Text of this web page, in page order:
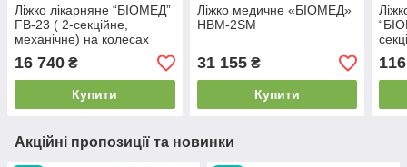
Ліжко лікарняне “БІОМЕД”
FB-23 ( 2-секційне,
механічне) на колесах
16 740 ₴
Купити
Ліжко медичне «БІОМЕД»
HBM-2SM
31 155₴
Купити
Акційні пропозиції та новинки